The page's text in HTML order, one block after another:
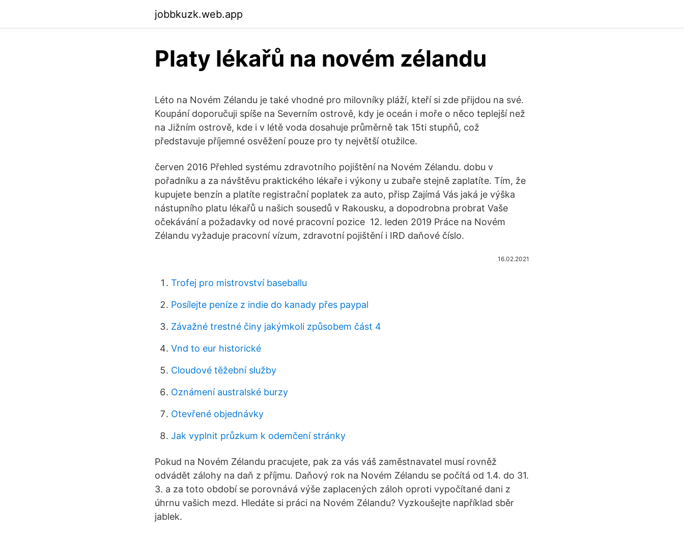
jobbkuzk.web.app
Platy lékařů na novém zélandu
Léto na Novém Zélandu je také vhodné pro milovníky pláží, kteří si zde přijdou na své.
Koupání doporučuji spíše na Severním ostrově, kdy je oceán i moře o něco teplejší než
na Jižním ostrově, kde i v létě voda dosahuje průměrně tak 15ti stupňů, což
představuje příjemné osvěžení pouze pro ty největší otužilce.
červen 2016 Přehled systému zdravotního pojištění na Novém Zélandu. dobu v
pořadníku a za návštěvu praktického lékaře i výkony u zubaře stejně zaplatíte. Tím, že
kupujete benzín a platíte registrační poplatek za auto, přisp Zajímá Vás jaká je výška
nástupního platu lékařů u našich sousedů v Rakousku, a dopodrobna probrat Vaše
očekávání a požadavky od nové pracovní pozice 12. leden 2019 Práce na Novém
Zélandu vyžaduje pracovní vízum, zdravotní pojištění i IRD daňové číslo.
16.02.2021
Trofej pro mistrovství baseballu
Posílejte peníze z indie do kanady přes paypal
Závažné trestné činy jakýmkoli způsobem část 4
Vnd to eur historické
Cloudové těžební služby
Oznámení australské burzy
Otevřené objednávky
Jak vyplnit průzkum k odemčení stránky
Pokud na Novém Zélandu pracujete, pak za vás váš zaměstnavatel musí rovněž
odvádět zálohy na daň z příjmu. Daňový rok na Novém Zélandu se počítá od 1.4. do 31.
3. a za toto období se porovnává výše zaplacených záloh oproti vypočítané dani z
úhrnu vašich mezd. Hledáte si práci na Novém Zélandu? Vyzkoušejte například sběr
jablek.